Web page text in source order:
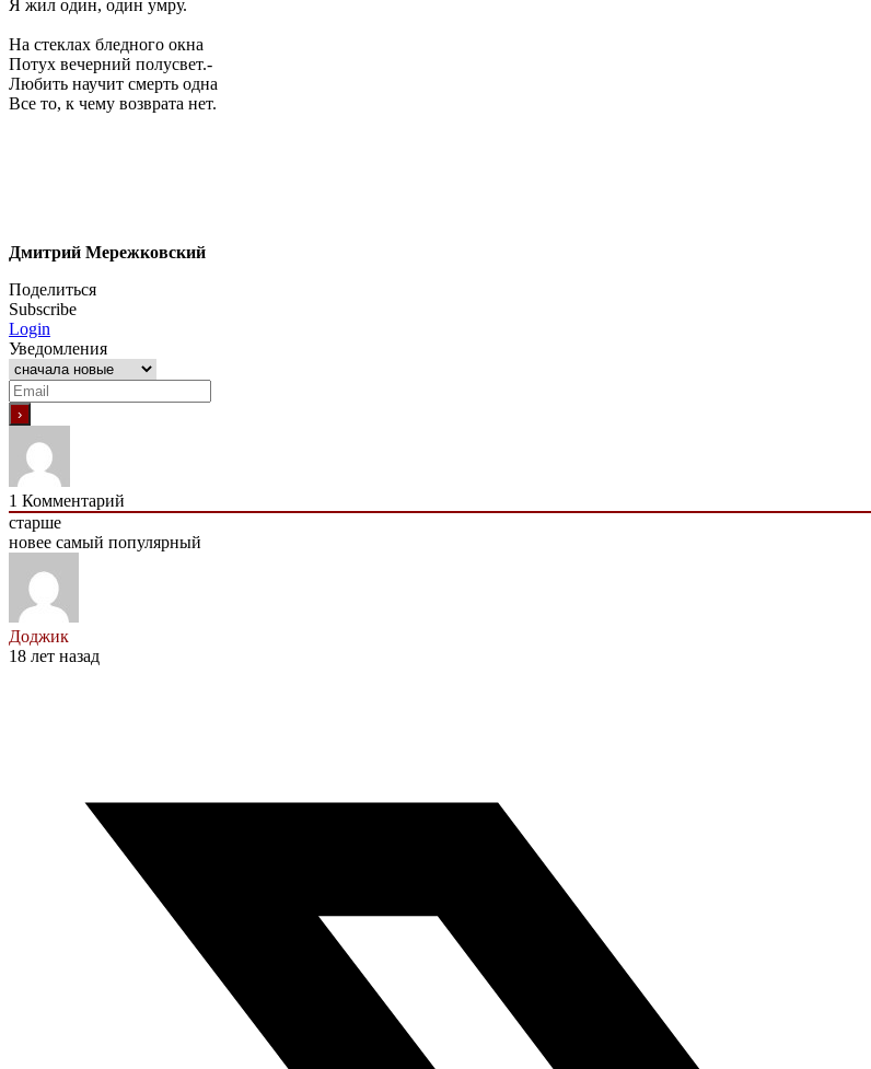
Я жил один, один умру.
На стеклах бледного окна
Потух вечерний полусвет.-
Любить научит смерть одна
Все то, к чему возврата нет.
Дмитрий Мережковский
Поделиться
Subscribe
Login
Уведомления
1 Комментарий
старше
новее самый популярный
Доджик
18 лет назад